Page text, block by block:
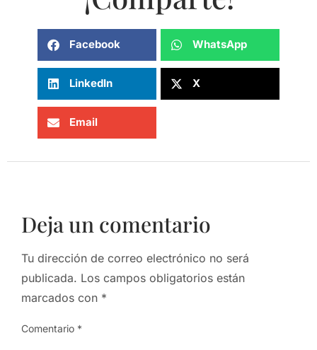
Facebook WhatsApp
LinkedIn X
Email
Deja un comentario
Tu dirección de correo electrónico no será
publicada. Los campos obligatorios están
marcados con *
Comentario *